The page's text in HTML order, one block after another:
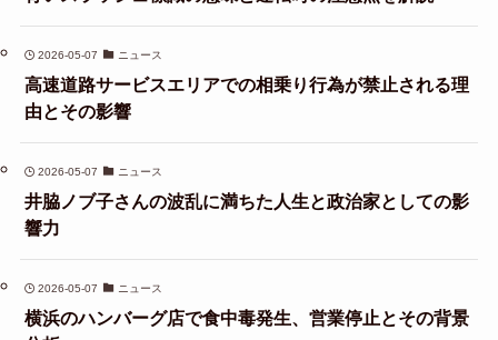
2026-05-07 ニュース
高速道路サービスエリアでの相乗り行為が禁止される理
由とその影響
2026-05-07 ニュース
井脇ノブ子さんの波乱に満ちた人生と政治家としての影
響力
2026-05-07 ニュース
横浜のハンバーグ店で食中毒発生、営業停止とその背景